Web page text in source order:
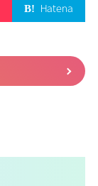
Hatena